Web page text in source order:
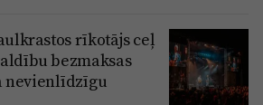
rīkotājs ceļ
bezmaksas
nevienlīdzīgu